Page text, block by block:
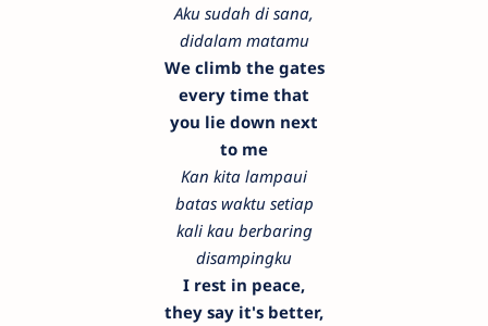
Aku sudah di sana,
didalam matamu
We climb the gates
every time that
you lie down next
to me
Kan kita lampaui
batas waktu setiap
kali kau berbaring
disampingku
I rest in peace,
they say it's better,